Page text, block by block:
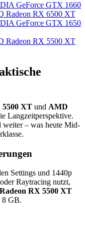
GeForce GTX 1660
Radeon RX 6500 XT
GeForce GTX 1650
Radeon RX 5500 XT
5500 XT und AMD
Langzeitperspektive.
weiter – was heute Mid-
Settings und 1440p
Raytracing nutzt,
RX 5500 XT
8 GB.